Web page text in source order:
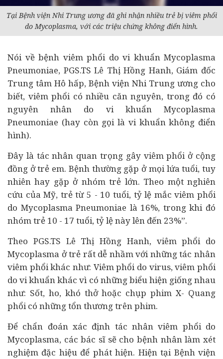
Tại Bệnh viện Nhi Trung ương đã ghi nhận nhiều trẻ bị viêm phổi
do Mycoplasma, với các triệu chứng không điển hình.
Nói về bệnh viêm phổi do vi khuẩn Mycoplasma
Pneumoniae, PGS.TS Lê Thị Hồng Hanh, Giám đốc
Trung tâm Hô hấp, Bệnh viện Nhi Trung ương cho
biết, viêm phổi có nhiều căn nguyên, trong đó có
nguyên nhân do vi khuẩn Mycoplasma
Pneumoniae (hay còn gọi là vi khuẩn không điển
hình).
Đây là tác nhân quan trọng gây viêm phổi ở cộng
đồng ở trẻ em. Bệnh thường gặp ở mọi lứa tuổi, tuy
nhiên hay gặp ở nhóm trẻ lớn. Theo một nghiên
cứu của Mỹ, trẻ từ 5 - 10 tuổi, tỷ lệ mắc viêm phổi
do Mycoplasma Pneumoniae là 16%, trong khi đó
nhóm trẻ 10 - 17 tuổi, tỷ lệ này lên đến 23%”.
Theo PGS.TS Lê Thị Hồng Hanh, viêm phổi do
Mycoplasma ở trẻ rất dễ nhầm với những tác nhân
viêm phổi khác như: Viêm phổi do virus, viêm phổi
do vi khuẩn khác vì có những biểu hiện giống nhau
như: Sốt, ho, khó thở hoặc chụp phim X- Quang
phổi có những tổn thương trên phim.
Để chẩn đoán xác định tác nhân viêm phổi do
Mycoplasma, các bác sĩ sẽ cho bệnh nhân làm xét
nghiệm đặc hiệu để phát hiện. Hiện tại Bệnh viện